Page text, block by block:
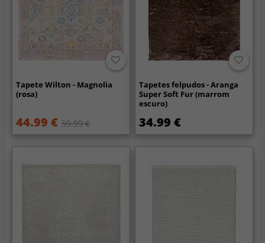
Tapete Wilton - Magnolia
(rosa)
44.99 € 59.99 €
Tapetes felpudos - Aranga
Super Soft Fur (marrom
escuro)
34.99 €